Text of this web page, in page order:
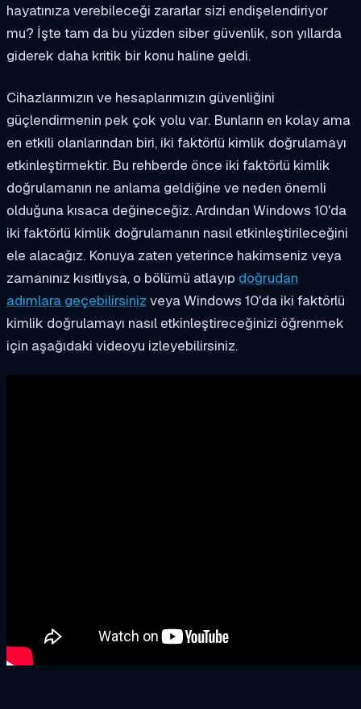
hayatınıza verebileceği zararlar sizi endişelendiriyor
mu? İşte tam da bu yüzden siber güvenlik, son yıllarda
giderek daha kritik bir konu haline geldi.
Cihazlarımızın ve hesaplarımızın güvenliğini
güçlendirmenin pek çok yolu var. Bunların en kolay ama
en etkili olanlarından biri, iki faktörlü kimlik doğrulamayı
etkinleştirmektir. Bu rehberde önce iki faktörlü kimlik
doğrulamanın ne anlama geldiğine ve neden önemli
olduğuna kısaca değineceğiz. Ardından Windows 10'da
iki faktörlü kimlik doğrulamanın nasıl etkinleştirileceğini
ele alacağız. Konuya zaten yeterince hakimseniz veya
zamanınız kısıtlıysa, o bölümü atlayıp doğrudan
adımlara geçebilirsiniz veya Windows 10'da iki faktörlü
kimlik doğrulamayı nasıl etkinleştireceğinizi öğrenmek
için aşağıdaki videoyu izleyebilirsiniz.